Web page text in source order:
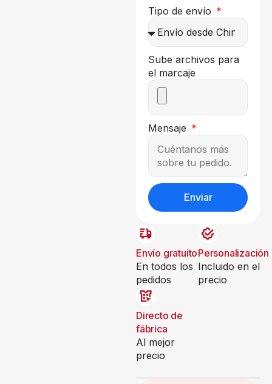
Tipo de envío
Sube archivos para
el marcaje
Mensaje
Enviar
Envío gratuito
En todos los
pedidos
Personalización
Incluido en el
precio
Directo de
fábrica
Al mejor
precio